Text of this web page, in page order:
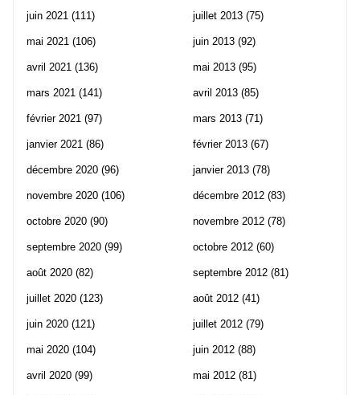
juin 2021 (111)
mai 2021 (106)
avril 2021 (136)
mars 2021 (141)
février 2021 (97)
janvier 2021 (86)
décembre 2020 (96)
novembre 2020 (106)
octobre 2020 (90)
septembre 2020 (99)
août 2020 (82)
juillet 2020 (123)
juin 2020 (121)
mai 2020 (104)
avril 2020 (99)
juillet 2013 (75)
juin 2013 (92)
mai 2013 (95)
avril 2013 (85)
mars 2013 (71)
février 2013 (67)
janvier 2013 (78)
décembre 2012 (83)
novembre 2012 (78)
octobre 2012 (60)
septembre 2012 (81)
août 2012 (41)
juillet 2012 (79)
juin 2012 (88)
mai 2012 (81)